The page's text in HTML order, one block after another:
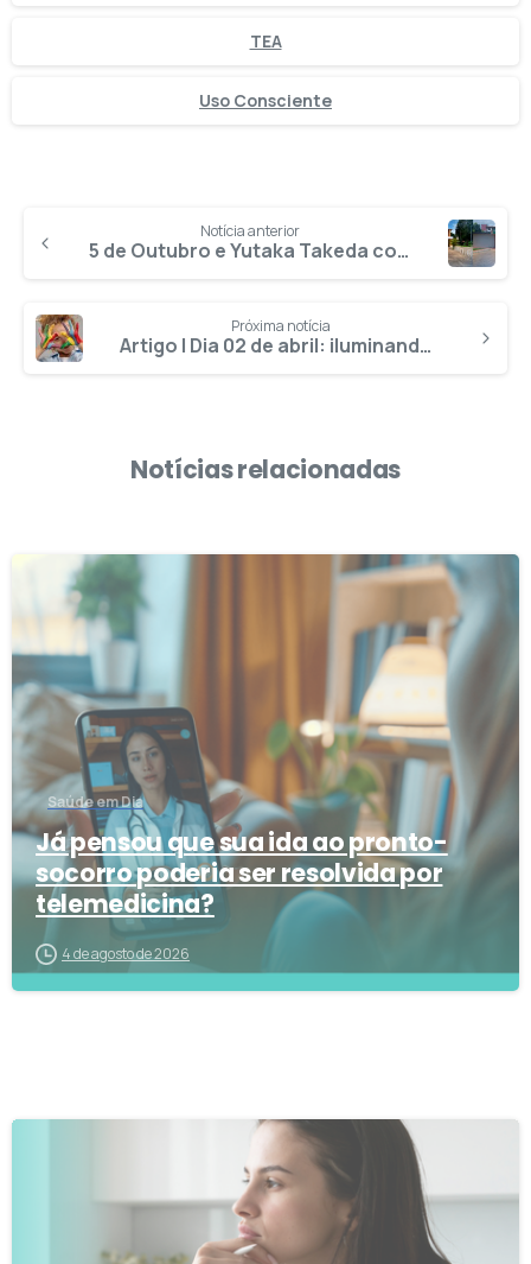
TEA
Uso Consciente
Notícia anterior
5 de Outubro e Yutaka Takeda compõem lista dos melhores hospitais do Brasil pela Newsweek
Próxima notícia
Artigo | Dia 02 de abril: iluminando o autismo com conhecimento e empatia
Notícias relacionadas
Saúde em Dia
Já pensou que sua ida ao pronto-
socorro poderia ser resolvida por
telemedicina?
4 de agosto de 2026